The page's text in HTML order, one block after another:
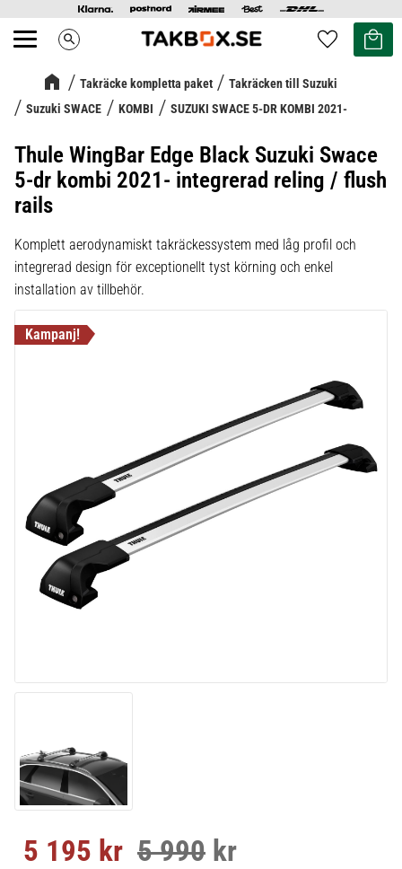
Meny search Favoriter
Kundvagn
Takräcke kompletta paket
Takräcken till Suzuki
Suzuki SWACE
KOMBI SUZUKI SWACE 5-DR KOMBI 2021-
Thule WingBar Edge Black Suzuki Swace
5-dr kombi 2021- integrerad reling / flush
rails
Komplett aerodynamiskt takräckessystem med låg profil och
integrerad design för exceptionellt tyst körning och enkel
installation av tillbehör.
Nedsatt pris:
5 195 kr Ordinarie pris:
5 990 kr